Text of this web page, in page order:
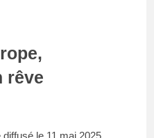
rêve
le 11 mai 2025